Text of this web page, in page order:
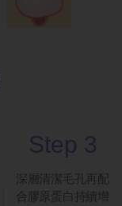
Step 3
深層清潔毛孔再配
合膠原蛋白持續增